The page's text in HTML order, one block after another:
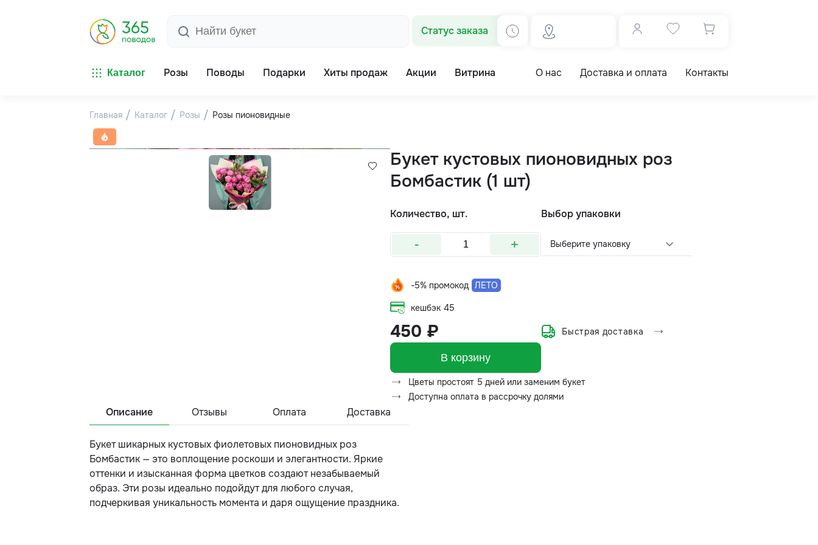
Статус заказа
Каталог Розы Поводы Подарки Хиты продаж Акции Витрина О нас Доставка и оплата Контакты
Главная Каталог Розы Розы пионовидные
Букет кустовых пионовидных роз
Бомбастик (1 шт)
Количество, шт.
- +
Выбор упаковки
Выберите упаковку
-5% промокод ЛЕТО
кешбэк 45
450 ₽ Быстрая доставка
В корзину
Цветы простоят 5 дней или заменим букет
Доступна оплата в рассрочку долями
Описание Отзывы Оплата Доставка
Букет шикарных кустовых фиолетовых пионовидных роз
Бомбастик — это воплощение роскоши и элегантности. Яркие
оттенки и изысканная форма цветков создают незабываемый
образ. Эти розы идеально подойдут для любого случая,
подчеркивая уникальность момента и даря ощущение праздника.